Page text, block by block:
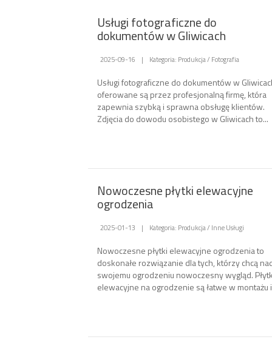
Usługi fotograficzne do
dokumentów w Gliwicach
2025-09-16 | Kategoria: Produkcja / Fotografia
Usługi fotograficzne do dokumentów w
oferowane są przez profesjonalną firmę, która
zapewnia szybką i sprawna obsługę klientów.
Zdjęcia do dowodu osobistego w Gliwicach to...
Nowoczesne płytki elewacyjne
ogrodzenia
2025-01-13 | Kategoria: Produkcja / Inne Usługi
Nowoczesne płytki elewacyjne ogrodzenia to
doskonałe rozwiązanie dla tych, którzy chcą
swojemu ogrodzeniu nowoczesny wygląd.
elewacyjne na ogrodzenie są łatwe w montażu